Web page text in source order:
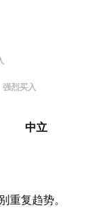
强烈买入
中立
重复趋势。